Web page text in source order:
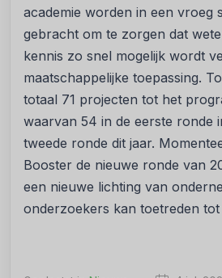
academie worden in een vroeg
gebracht om te zorgen dat
kennis zo snel mogelijk wordt
maatschappelijke toepassing.
totaal 71 projecten tot het
waarvan 54 in de eerste ronde
tweede ronde dit jaar.
Booster de nieuwe ronde van
een nieuwe lichting van
onderzoekers kan toetreden